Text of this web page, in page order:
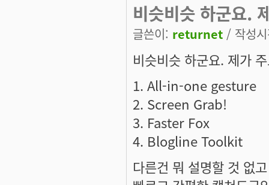
비슷비슷 하군요.
글쓴이: returnet / 작성
비슷비슷 하군요. 제가
1. All-in-one gesture
2. Screen Grab!
3. Faster Fox
4. Blogline Toolkit
다른건 뭐 설명할 것 없